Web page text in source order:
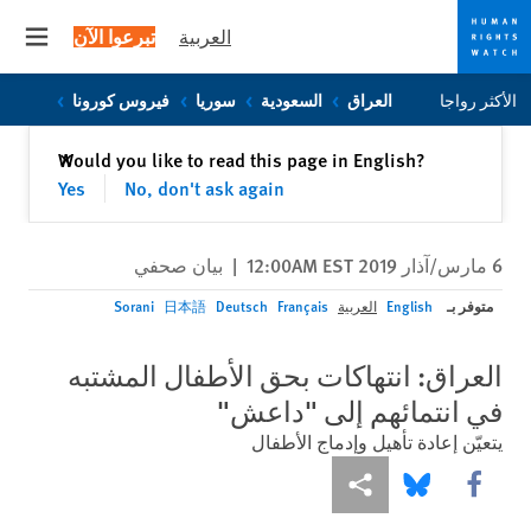
Skip
to
Skip
to
العربية تبرعوا الآن
الأكثر رواجا العراق السعودية سوريا فيروس كورونا
Would you like to read this page in English?
Yes
No, don't ask again
✕إغلاق
6 مارس/آذار 2019 12:00AM EST | بيان صحفي
متوفر بـ English العربية Français
Deutsch
日本語
Sorani
العراق: انتهاكات بحق الأطفال المشتبه
في انتمائهم إلى "داعش"
يتعيّن إعادة تأهيل وإدماج الأطفال
Share this via Facebook
Share this via Bluesky
Share this via مشاركة